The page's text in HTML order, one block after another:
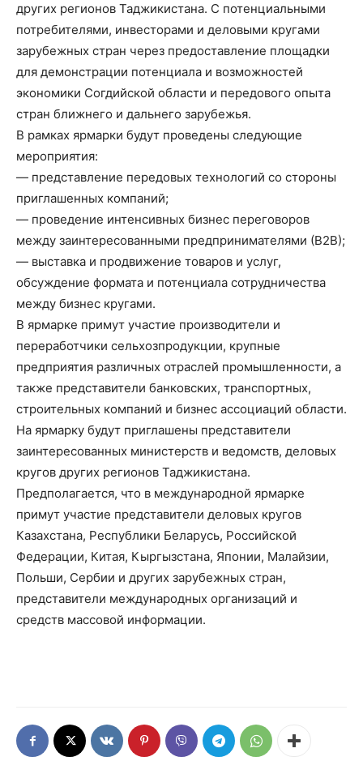
других регионов Таджикистана. С потенциальными
потребителями, инвесторами и деловыми кругами
зарубежных стран через предоставление площадки
для демонстрации потенциала и возможностей
экономики Согдийской области и передового опыта
стран ближнего и дальнего зарубежья.
В рамках ярмарки будут проведены следующие
мероприятия:
— представление передовых технологий со стороны
приглашенных компаний;
— проведение интенсивных бизнес переговоров
между заинтересованными предпринимателями (В2В);
— выставка и продвижение товаров и услуг,
обсуждение формата и потенциала сотрудничества
между бизнес кругами.
В ярмарке примут участие производители и
переработчики сельхозпродукции, крупные
предприятия различных отраслей промышленности, а
также представители банковских, транспортных,
строительных компаний и бизнес ассоциаций области.
На ярмарку будут приглашены представители
заинтересованных министерств и ведомств, деловых
кругов других регионов Таджикистана.
Предполагается, что в международной ярмарке
примут участие представители деловых кругов
Казахстана, Республики Беларусь, Российской
Федерации, Китая, Кыргызстана, Японии, Малайзии,
Польши, Сербии и других зарубежных стран,
представители международных организаций и
средств массовой информации.